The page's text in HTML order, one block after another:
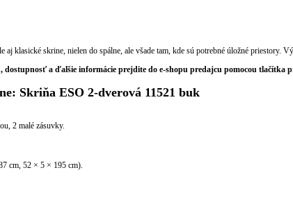
aj klasické skrine, nielen do spálne, ale všade tam, kde sú potrebné úložné
dostupnosť a ďalšie informácie prejdite do e-shopu predajcu pomocou tlačítka
Skriňa ESO 2-dverová 11521 buk
2 malé zásuvky.
cm, 52 × 5 × 195 cm).